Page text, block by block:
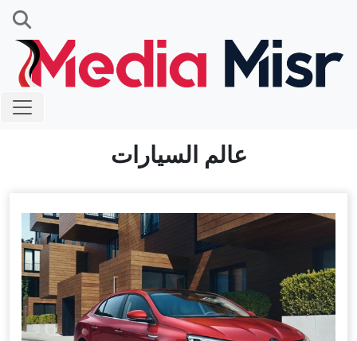
عالم السيارات